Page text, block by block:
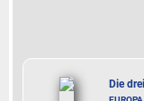
Die